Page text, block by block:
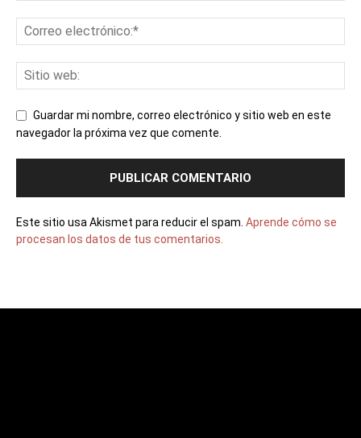
Guardar mi nombre, correo electrónico y sitio web en este
navegador la próxima vez que comente.
Este sitio usa Akismet para reducir el spam. Aprende cómo se
procesan los datos de tus comentarios.